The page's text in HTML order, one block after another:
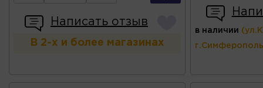
Написать отзыв
В 2-х и более магазинах
в наличии